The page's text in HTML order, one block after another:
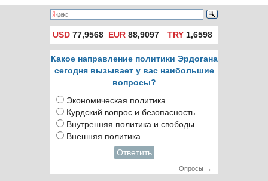
USD 77,9568 EUR 88,9097 TRY1,6598
Какое направление политики Эрдогана
сегодня вызывает у вас наибольшие
вопросы?
Экономическая политика
Курдский вопрос и безопасность
Внутренняя политика и свободы
Внешняя политика
Ответить
Опросы →